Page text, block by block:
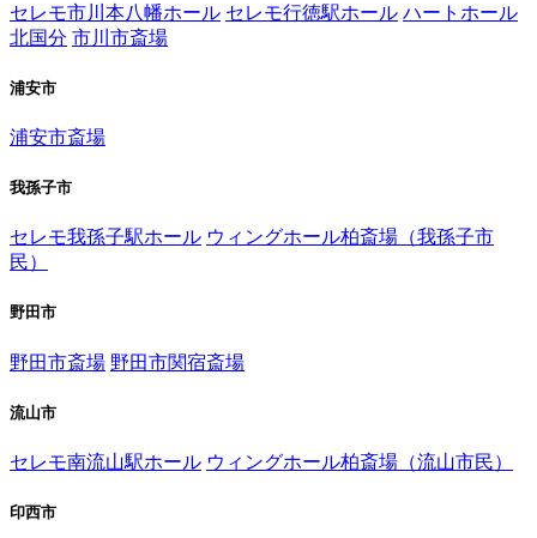
セレモ市川本八幡ホール セレモ行徳駅ホール ハートホール
北国分 市川市斎場
浦安市
浦安市斎場
我孫子市
セレモ我孫子駅ホール ウィングホール柏斎場（我孫子市
民）
野田市
野田市斎場 野田市関宿斎場
流山市
セレモ南流山駅ホール ウィングホール柏斎場（流山市民）
印西市